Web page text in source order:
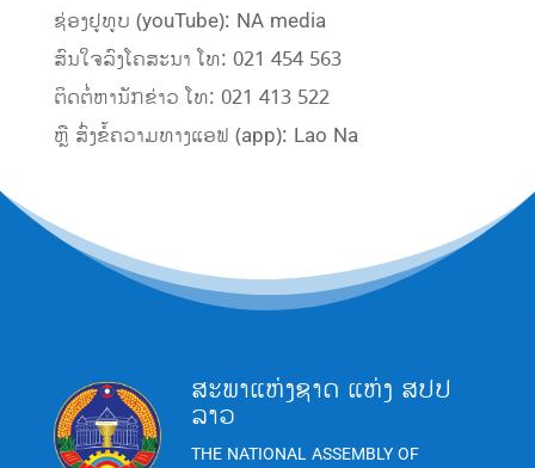
ຊ່ອງຢູທູບ (youTube): NA media
ສົນໃຈລົງໂຄສະນາ ໂທ: 021 454 563
ຕິດຕໍ່ຫານັກຂ່າວ ໂທ: 021 413 522
ຫຼື ສົ່ງຂໍ້ຄວາມທາງແອຟ (app): Lao Na
ສະພາແຫ່ງຊາດ ແຫ່ງ ສປປ
ລາວ
THE NATIONAL ASSEMBLY OF